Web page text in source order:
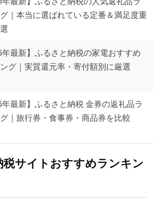
｜本当に選ばれている定番＆満足度重
年最新】ふるさと納税の家電おすすめ
グ｜実質還元率・寄付額別に厳選
年最新】ふるさと納税 金券の返礼品ラ
｜旅行券・食事券・商品券を比較
サイトおすすめランキン